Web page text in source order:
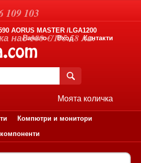
AORUS MASTER /LGA1200
Начало
Вход Контакти
Моята количка
Компютри и монитори
109 103
над 100 €/195.58 лв.